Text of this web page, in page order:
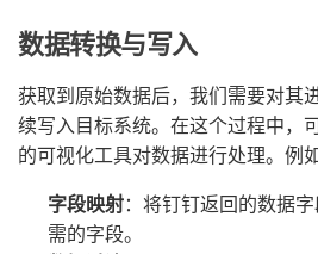
数据转换与写入
获取到原始数据后，我们需要对其
续写入目标系统。在这个过程中，
的可视化工具对数据进行处理。例如
字段映射：将钉钉返回的数据
需的字段。